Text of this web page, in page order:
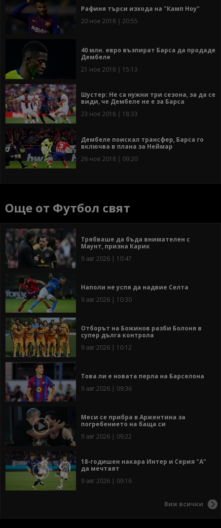
Рафиня търси изхода на "Камп Ноу"
20 ное 2018 | 20:55
40 млн. евро възпират Барса да продаде
Дембеле
21 ное 2018 | 15:13
Шустер: Не са нужни три сезона, за да се
види, че Дембеле не е за Барса
23 ное 2018 | 18:33
Дембеле поискал трансфер, Барса го
включва в плана за Неймар
26 ное 2018 | 09:20
Още от Футбол свят
Трябваше да бъда внимателен с
Маунт, призна Карик
9 авг 2026 | 10:47
Наполи не успя да надвие Селта
9 авг 2026 | 10:30
Отборът на Божинов разби Болоня в
супер дълга контрола
9 авг 2026 | 10:12
Това ли е новата перла на Барселона
9 авг 2026 | 09:36
Меси се прибра в Аржентина за
погребението на баща си
9 авг 2026 | 09:22
18-годишен накара Интер и Серия "А"
да мечтаят
9 авг 2026 | 09:16
Виж всички